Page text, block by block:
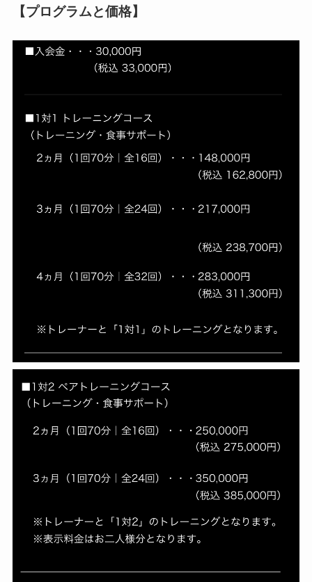
【プログラムと価格】